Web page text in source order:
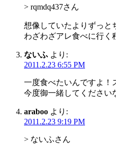
> rqmdq437さん
想像していたよりずっと
わざわざアレ食べに行く
ないふ より:
2011.2.23 6:55 PM
一度食べたいんですよ！
今度御一緒してください
araboo より:
2011.2.23 9:19 PM
> ないふさん